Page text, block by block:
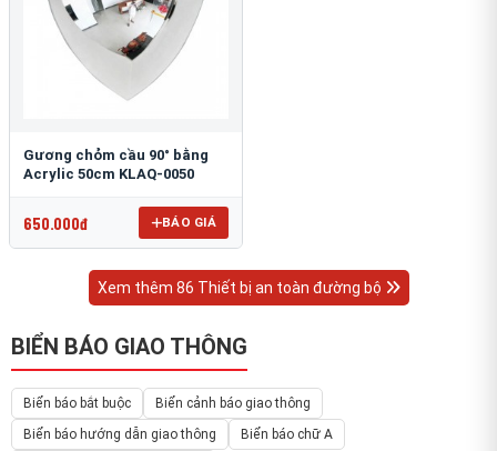
Gương chỏm cầu 90° bằng
Acrylic 50cm KLAQ-0050
650.000đ BÁO GIÁ
Xem thêm 86 Thiết bị an toàn đường bộ
BIỂN BÁO GIAO THÔNG
Biển báo bắt buộc
Biển cảnh báo giao thông
Biển báo hướng dẫn giao thông
Biển báo chữ A